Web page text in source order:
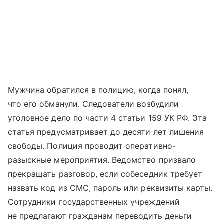
Мужчина обратился в полицию, когда понял,
что его обманули. Следователи возбудили
уголовное дело по части 4 статьи 159 УК РФ. Эта
статья предусматривает до десяти лет лишения
свободы. Полиция проводит оперативно-
разыскные мероприятия. Ведомство призвало
прекращать разговор, если собеседник требует
назвать код из СМС, пароль или реквизиты карты.
Сотрудники государственных учреждений
не предлагают гражданам переводить деньги